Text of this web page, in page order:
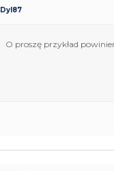
Dyl87
O proszę przykład